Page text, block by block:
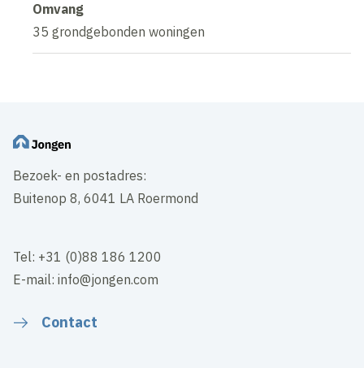
Omvang
35 grondgebonden woningen
Bezoek- en postadres:
Buitenop 8, 6041 LA Roermond
Tel: +31 (0)88 186 1200
E-mail: info@jongen.com
Contact